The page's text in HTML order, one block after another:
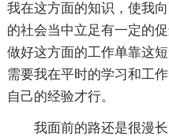
我在这方面的知识，使我
的社会当中立足有一定的
做好这方面的工作单靠这
需要我在平时的学习和工
自己的经验才行。
我面前的路还是很漫